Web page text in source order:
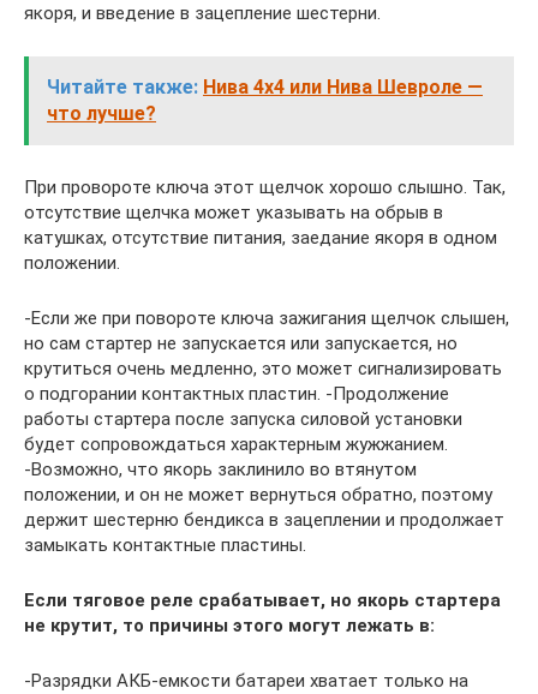
якоря, и введение в зацепление шестерни.
Читайте также: Нива 4х4 или Нива Шевроле —
что лучше?
При провороте ключа этот щелчок хорошо слышно. Так,
отсутствие щелчка может указывать на обрыв в
катушках, отсутствие питания, заедание якоря в одном
положении.
-Если же при повороте ключа зажигания щелчок слышен,
но сам стартер не запускается или запускается, но
крутиться очень медленно, это может сигнализировать
о подгорании контактных пластин. -Продолжение
работы стартера после запуска силовой установки
будет сопровождаться характерным жужжанием.
-Возможно, что якорь заклинило во втянутом
положении, и он не может вернуться обратно, поэтому
держит шестерню бендикса в зацеплении и продолжает
замыкать контактные пластины.
Если тяговое реле срабатывает, но якорь стартера
не крутит, то причины этого могут лежать в:
-Разрядки АКБ-емкости батареи хватает только на